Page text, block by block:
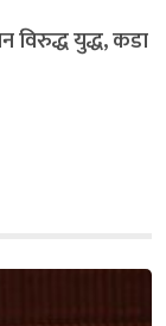
विरुद्ध युद्ध, कडा